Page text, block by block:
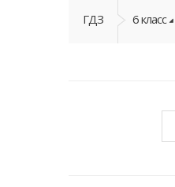
ГДЗ 6 класс